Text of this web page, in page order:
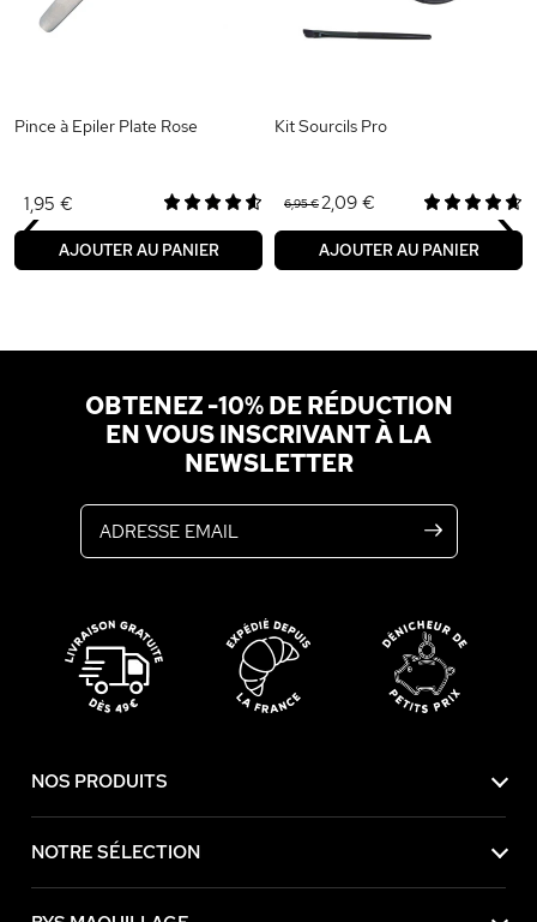
Pince à Epiler Plate Rose
1,95 €
AJOUTER AU PANIER
Kit Sourcils Pro
6,95 €2,09 €
AJOUTER AU PANIER
‹ ›
OBTENEZ -10% DE RÉDUCTION
EN VOUS INSCRIVANT À LA
NEWSLETTER
NOS PRODUITS
NOTRE SÉLECTION